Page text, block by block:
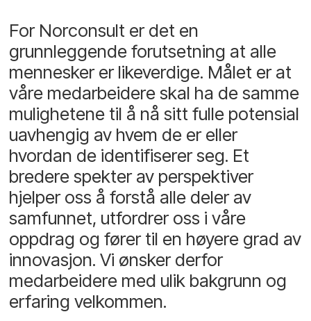
For Norconsult er det en
grunnleggende forutsetning at alle
mennesker er likeverdige. Målet er at
våre medarbeidere skal ha de samme
mulighetene til å nå sitt fulle potensial
uavhengig av hvem de er eller
hvordan de identifiserer seg. Et
bredere spekter av perspektiver
hjelper oss å forstå alle deler av
samfunnet, utfordrer oss i våre
oppdrag og fører til en høyere grad av
innovasjon. Vi ønsker derfor
medarbeidere med ulik bakgrunn og
erfaring velkommen.